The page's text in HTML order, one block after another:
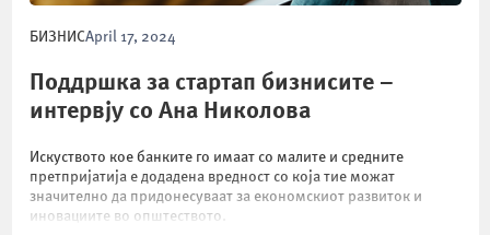
БИЗНИСApril 17, 2024
Поддршка за стартап бизнисите –
интервју со Ана Николова
Искуството кое банките го имаат со малите и средните
претпријатија е додадена вредност со која тие можат
значително да придонесуваат за економскиот развиток и
иновациите во општеството.